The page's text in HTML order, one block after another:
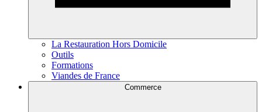
La Restauration Hors Domicile
Outils
Formations
Viandes de France
Commerce